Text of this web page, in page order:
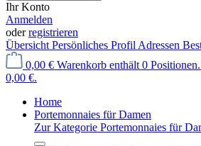
Ihr Konto
Anmelden
oderregistrieren
Übersicht Persönliches Profil Adressen
0,00 € Warenkorb enthält 0
0,00 €.
Home
Portemonnaies für Damen
Zur Kategorie Portemonnaies für